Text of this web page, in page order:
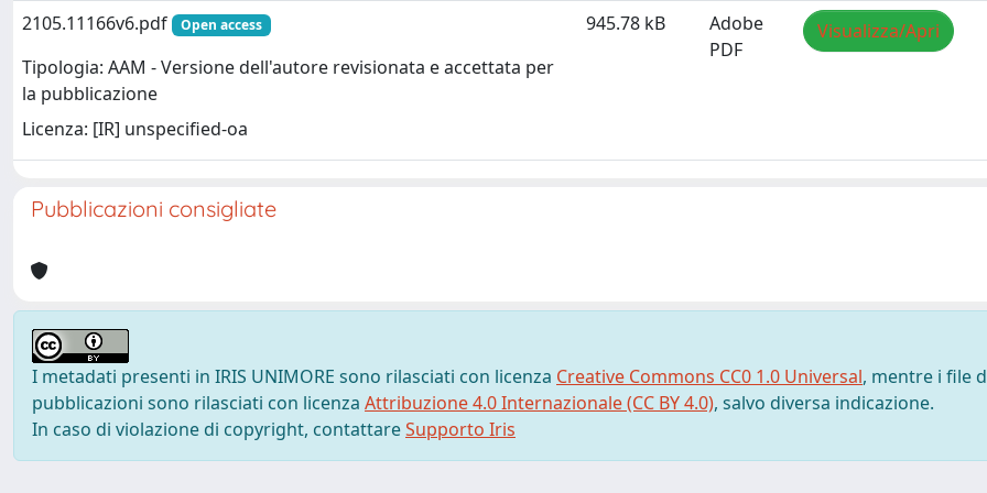
2105.11166v6.pdf Open access
Tipologia: AAM - Versione dell'autore revisionata e accettata per
la pubblicazione
Licenza: [IR] unspecified-oa
945.78 kB
Adobe
PDF
Visualizza/Apri
Pubblicazioni consigliate
I metadati presenti in IRIS UNIMORE sono rilasciati con licenza Creative Commons CC0 1.0 Universal, mentre i file
pubblicazioni sono rilasciati con licenza Attribuzione 4.0 Internazionale (CC BY 4.0), salvo diversa indicazione.
In caso di violazione di copyright, contattareSupporto Iris